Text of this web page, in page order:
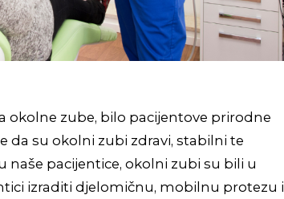
okolne zube, bilo pacijentove prirodne
da su okolni zubi zdravi, stabilni te
pacijentice, okolni zubi su bili u
izraditi djelomičnu, mobilnu protezu i